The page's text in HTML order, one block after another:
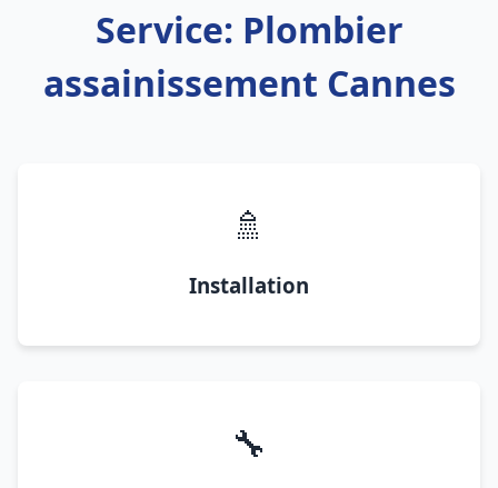
Service: Plombier
assainissement Cannes
🚿
Installation
🔧